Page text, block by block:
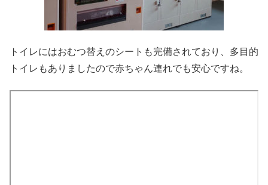
トイレにはおむつ替えのシートも完備されており、多目的
トイレもありましたので赤ちゃん連れでも安心ですね。